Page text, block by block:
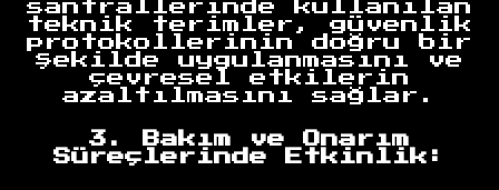
santrallerinde kullanılan
teknik terimler, güvenlik
protokollerinin doğru bir
şekilde uygulanmasını ve
çevresel etkilerin
azaltılmasını sağlar.
3. Bakım ve Onarım
Süreçlerinde Etkinlik: